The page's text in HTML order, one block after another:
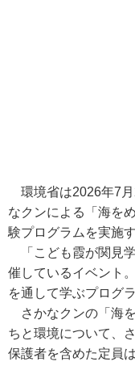
環境省は2026年7月
なクンによる「海を
験プログラムを実施
「こども霞が関見
催しているイベント
を通して学ぶプログ
さかなクンの「海
ちと環境について、
保護者を含めた定員